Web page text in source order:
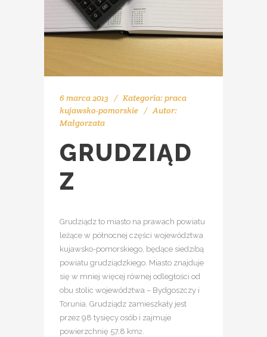
6 marca 2013 Kategoria:praca
kujawsko-pomorskie
Autor:
Małgorzata
GRUDZIĄD
Z
Grudziądz to miasto na prawach powiatu
leżące w północnej części województwa
kujawsko-pomorskiego, będące siedzibą
powiatu grudziądzkiego. Miasto znajduje
się w mniej więcej równej odległości od
obu stolic województwa – Bydgoszczy i
Torunia. Grudziądz zamieszkały jest
przez 98 tysięcy osób i zajmuje
powierzchnię 57,8 km2.